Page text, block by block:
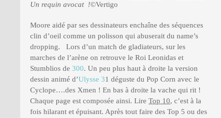
Un requin avocat !©Vertigo
Moore aidé par ses dessinateurs enchaîne des séquences
clin d’oeil comme un polisson qui abuserait du name’s
dropping. Lors d’un match de gladiateurs, sur les
marches de l’arène on retrouve le Roi Leonidas et
Stumblios de 300. Un peu plus haut à droite la version
dessin animé d’Ulysse 31 déguste du Pop Corn avec le
Cyclope….des Xmen ! En bas à droite la vache qui rit !
Chaque page est composée ainsi. Lire Top 10, c’est à la
fois hilarant et épuisant. Après tout faire des Top 5 ou des